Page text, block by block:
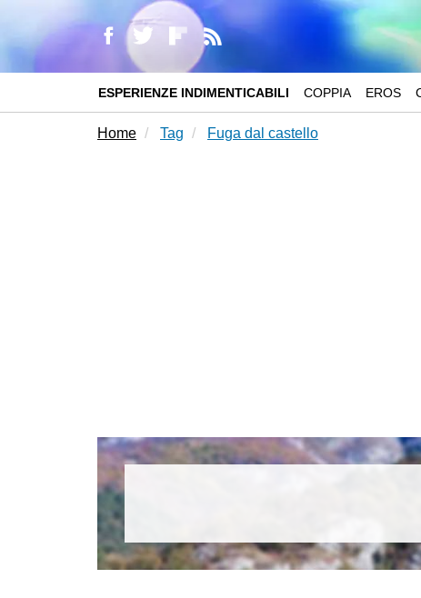
ESPERIENZE INDIMENTICABILI COPPIA EROS
Home Tag Fuga dal castello